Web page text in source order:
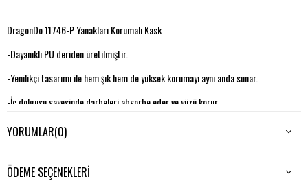
DragonDo 11746-P Yanakları Korumalı Kask
-Dayanıklı PU deriden üretilmiştir.
-Yenilikçi tasarımı ile hem şık hem de yüksek korumayı aynı anda sunar.
-İç dolgusu sayesinde darbeleri absorbe eder ve yüzü korur.
-İpli tasarımı ile rahatlıkla ayarlanabilir.
YORUMLAR(0)
ÖDEME SEÇENEKLERI